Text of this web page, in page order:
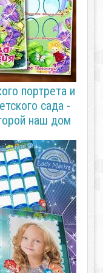
портрета и
сада -
наш дом